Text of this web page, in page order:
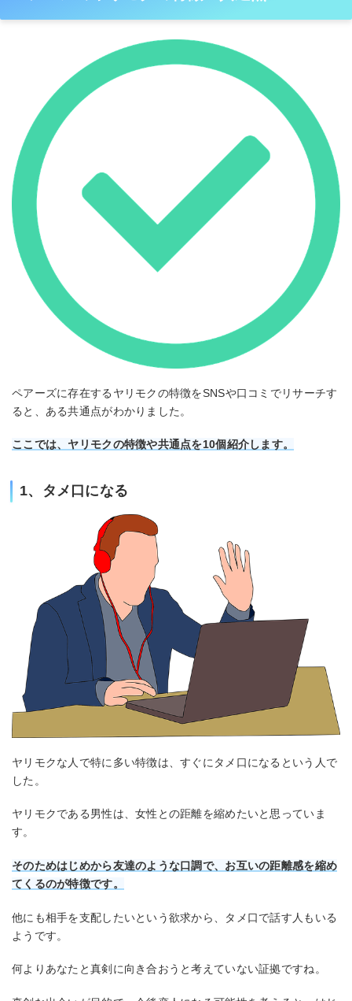
ペアーズに存在するヤリモクの特徴をSNSや口コミでリサーチす
ると、ある共通点がわかりました。
ここでは、ヤリモクの特徴や共通点を10個紹介します。
1、タメ口になる
ヤリモクな人で特に多い特徴は、すぐにタメ口になるという人で
した。
ヤリモクである男性は、女性との距離を縮めたいと思っていま
す。
そのためはじめから友達のような口調で、お互いの距離感を縮め
てくるのが特徴です。
他にも相手を支配したいという欲求から、タメ口で話す人もいる
ようです。
何よりあなたと真剣に向き合おうと考えていない証拠ですね。